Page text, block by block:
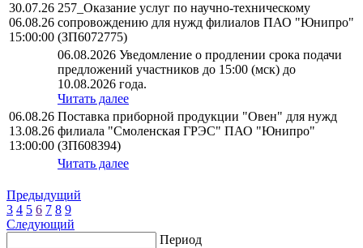
30.07.26
06.08.26
15:00:00
257_Оказание услуг по научно-техническому
сопровождению для нужд филиалов ПАО "Юнипро"
(ЗП6072775)
06.08.2026 Уведомление о продлении срока подачи
предложений участников до 15:00 (мск) до
10.08.2026 года.
Читать далее
06.08.26
13.08.26
13:00:00
Поставка приборной продукции "Овен" для нужд
филиала "Смоленская ГРЭС" ПАО "Юнипро"
(ЗП608394)
Читать далее
Предыдущий
3 4 5 6 7 8 9
Следующий
Период